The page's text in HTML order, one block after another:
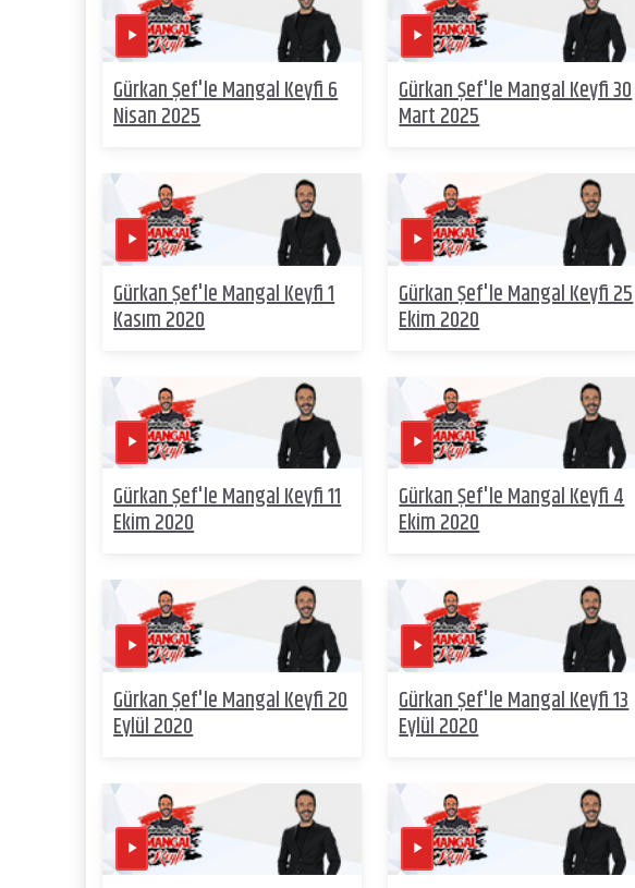
Gürkan Şef'le Mangal Keyfi 6
Nisan 2025
Gürkan Şef'le Mangal Keyfi 30
Mart 2025
Gürkan Şef'le Mangal Keyfi 1
Kasım 2020
Gürkan Şef'le Mangal Keyfi 25
Ekim 2020
Gürkan Şef'le Mangal Keyfi 11
Ekim 2020
Gürkan Şef'le Mangal Keyfi 4
Ekim 2020
Gürkan Şef'le Mangal Keyfi 20
Eylül 2020
Gürkan Şef'le Mangal Keyfi 13
Eylül 2020